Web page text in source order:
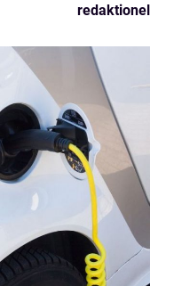
redaktionel